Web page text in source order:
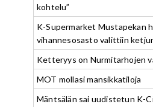
kohtelu”
K-Supermarket Mustapekan
vihannesosasto valittiin
Ketteryys on Nurmitarhojen
MOT mollasi mansikkatiloja
Mäntsälän sai uudistetun K-